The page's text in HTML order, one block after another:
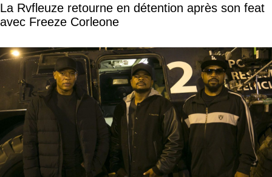
La Rvfleuze retourne en détention après son feat
avec Freeze Corleone